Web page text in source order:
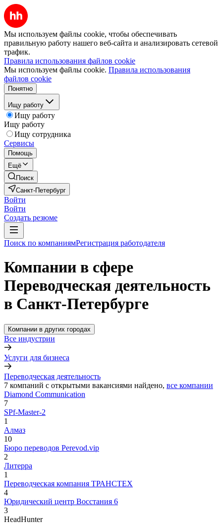
Мы используем файлы cookie, чтобы обеспечивать
правильную работу нашего веб-сайта и анализировать сетевой
трафик.
Правила использования файлов cookie
Мы используем файлы cookie. Правила использования
файлов cookie
Понятно
Ищу работу
Ищу работу
Ищу работу
Ищу сотрудника
Сервисы
Помощь
Ещё
Поиск
Санкт-Петербург
Войти
Войти
Создать резюме
Поиск по компаниямРегистрация работодателя
Компании в сфере
Переводческая деятельность
в Санкт-Петербурге
Компании в других городах
Все индустрии
Услуги для бизнеса
Переводческая деятельность
7 компаний с открытыми вакансиями найдено, все компании
Diamond Communication
7
SPf-Master-2
1
Алмаз
10
Бюро переводов Perevod.vip
2
Литерра
1
Переводческая компания ТРАНСТЕХ
4
Юридический центр Восстания 6
3
HeadHunter